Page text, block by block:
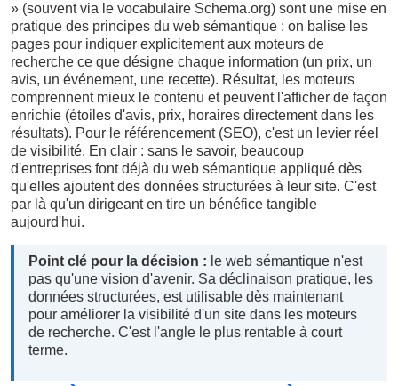
» (souvent via le vocabulaire Schema.org) sont une mise en
pratique des principes du web sémantique : on balise les
pages pour indiquer explicitement aux moteurs de
recherche ce que désigne chaque information (un prix, un
avis, un événement, une recette). Résultat, les moteurs
comprennent mieux le contenu et peuvent l'afficher de façon
enrichie (étoiles d'avis, prix, horaires directement dans les
résultats). Pour le référencement (SEO), c'est un levier réel
de visibilité. En clair : sans le savoir, beaucoup
d'entreprises font déjà du web sémantique appliqué dès
qu'elles ajoutent des données structurées à leur site. C'est
par là qu'un dirigeant en tire un bénéfice tangible
aujourd'hui.
Point clé pour la décision : le web sémantique n'est
pas qu'une vision d'avenir. Sa déclinaison pratique, les
données structurées, est utilisable dès maintenant
pour améliorer la visibilité d'un site dans les moteurs
de recherche. C'est l'angle le plus rentable à court
terme.